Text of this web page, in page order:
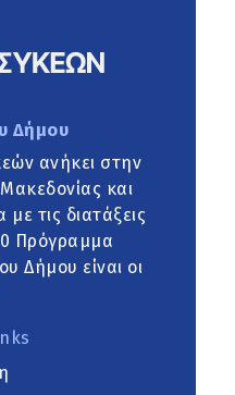
Δήμου
ανήκει στην
και
τις διατάξεις
Πρόγραμμα
Δήμου είναι οι